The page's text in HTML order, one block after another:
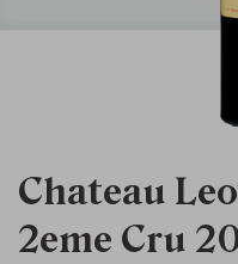
Chateau
2eme Cru